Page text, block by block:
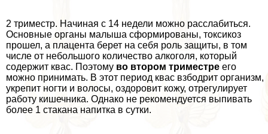
2 триместр. Начиная с 14 недели можно расслабиться.
Основные органы малыша сформированы, токсикоз
прошел, а плацента берет на себя роль защиты, в том
числе от небольшого количество алкоголя, который
содержит квас. Поэтому во втором триместре его
можно принимать. В этот период квас взбодрит организм,
укрепит ногти и волосы, оздоровит кожу, отрегулирует
работу кишечника. Однако не рекомендуется выпивать
более 1 стакана напитка в сутки.